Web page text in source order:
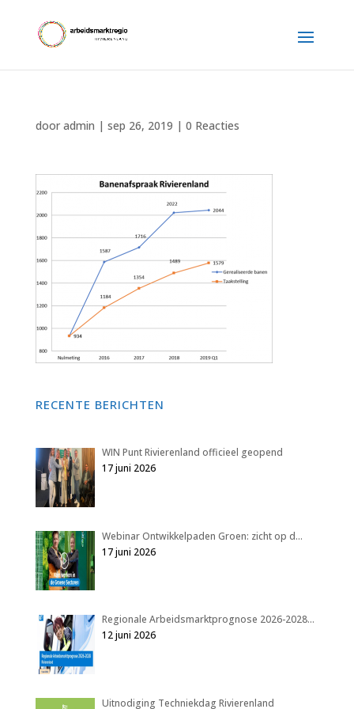
door admin | sep 26, 2019 | 0 Reacties
RECENTE BERICHTEN
WIN Punt Rivierenland officieel geopend
17 juni 2026
Webinar Ontwikkelpaden Groen: zicht op d…
17 juni 2026
Regionale Arbeidsmarktprognose 2026-2028…
12 juni 2026
Uitnodiging Techniekdag Rivierenland